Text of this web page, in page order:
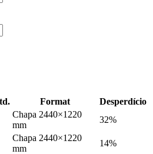
Format
Desperdício
Chapa 2440×1220
mm
32%
Chapa 2440×1220
mm
14%